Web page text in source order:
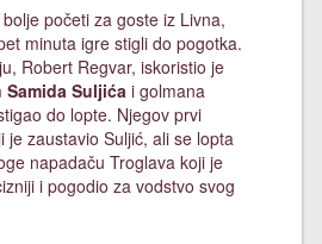
početi za goste iz Livna,
minuta igre stigli do pogotka.
Robert Regvar, iskoristio je
Samida Suljića i golmana
do lopte. Njegov prvi
je zaustavio Suljić, ali se lopta
napadaču Troglava koji je
i pogodio za vodstvo svog